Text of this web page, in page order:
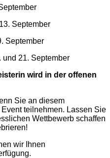
September
September
und 21. September
wird in der offenen
Sie an diesem
teilnehmen. Lassen Sie
Wettbewerb schaffen
wir Ihnen